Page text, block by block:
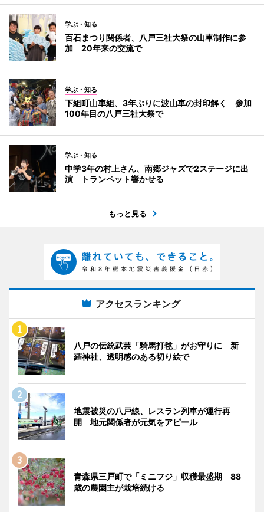
学ぶ・知る
百石まつり関係者、八戸三社大祭の山車制作に参
加 20年来の交流で
学ぶ・知る
下組町山車組、3年ぶりに波山車の封印解く 参加
100年目の八戸三社大祭で
学ぶ・知る
中学3年の村上さん、南郷ジャズで2ステージに出
演 トランペット響かせる
もっと見る
アクセスランキング
八戸の伝統武芸「騎馬打毬」がお守りに 新
羅神社、透明感のある切り絵で
地震被災の八戸線、レスラン列車が運行再
開 地元関係者が元気をアピール
青森県三戸町で「ミニフジ」収穫最盛期 88
歳の農園主が栽培続ける